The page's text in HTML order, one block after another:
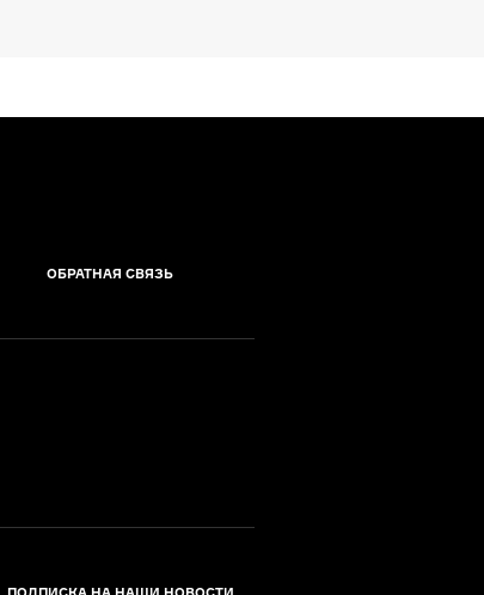
ОБРАТНАЯ СВЯЗЬ